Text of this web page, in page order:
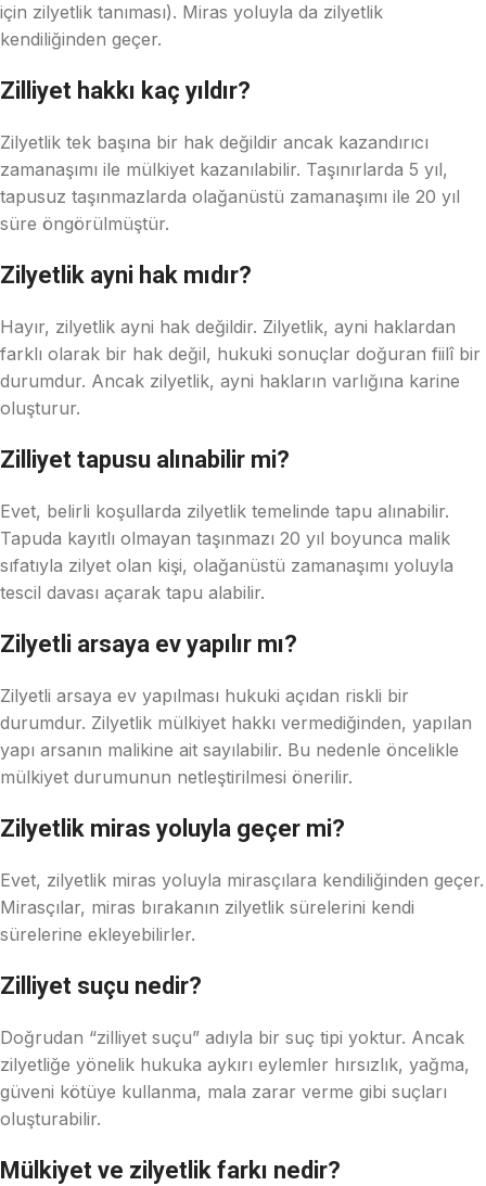
için zilyetlik tanıması). Miras yoluyla da zilyetlik
kendiliğinden geçer.
Zilliyet hakkı kaç yıldır?
Zilyetlik tek başına bir hak değildir ancak kazandırıcı
zamanaşımı ile mülkiyet kazanılabilir. Taşınırlarda 5 yıl,
tapusuz taşınmazlarda olağanüstü zamanaşımı ile 20 yıl
süre öngörülmüştür.
Zilyetlik ayni hak mıdır?
Hayır, zilyetlik ayni hak değildir. Zilyetlik, ayni haklardan
farklı olarak bir hak değil, hukuki sonuçlar doğuran fiilî bir
durumdur. Ancak zilyetlik, ayni hakların varlığına karine
oluşturur.
Zilliyet tapusu alınabilir mi?
Evet, belirli koşullarda zilyetlik temelinde tapu alınabilir.
Tapuda kayıtlı olmayan taşınmazı 20 yıl boyunca malik
sıfatıyla zilyet olan kişi, olağanüstü zamanaşımı yoluyla
tescil davası açarak tapu alabilir.
Zilyetli arsaya ev yapılır mı?
Zilyetli arsaya ev yapılması hukuki açıdan riskli bir
durumdur. Zilyetlik mülkiyet hakkı vermediğinden, yapılan
yapı arsanın malikine ait sayılabilir. Bu nedenle öncelikle
mülkiyet durumunun netleştirilmesi önerilir.
Zilyetlik miras yoluyla geçer mi?
Evet, zilyetlik miras yoluyla mirasçılara kendiliğinden geçer.
Mirasçılar, miras bırakanın zilyetlik sürelerini kendi
sürelerine ekleyebilirler.
Zilliyet suçu nedir?
Doğrudan “zilliyet suçu” adıyla bir suç tipi yoktur. Ancak
zilyetliğe yönelik hukuka aykırı eylemler hırsızlık, yağma,
güveni kötüye kullanma, mala zarar verme gibi suçları
oluşturabilir.
Mülkiyet ve zilyetlik farkı nedir?